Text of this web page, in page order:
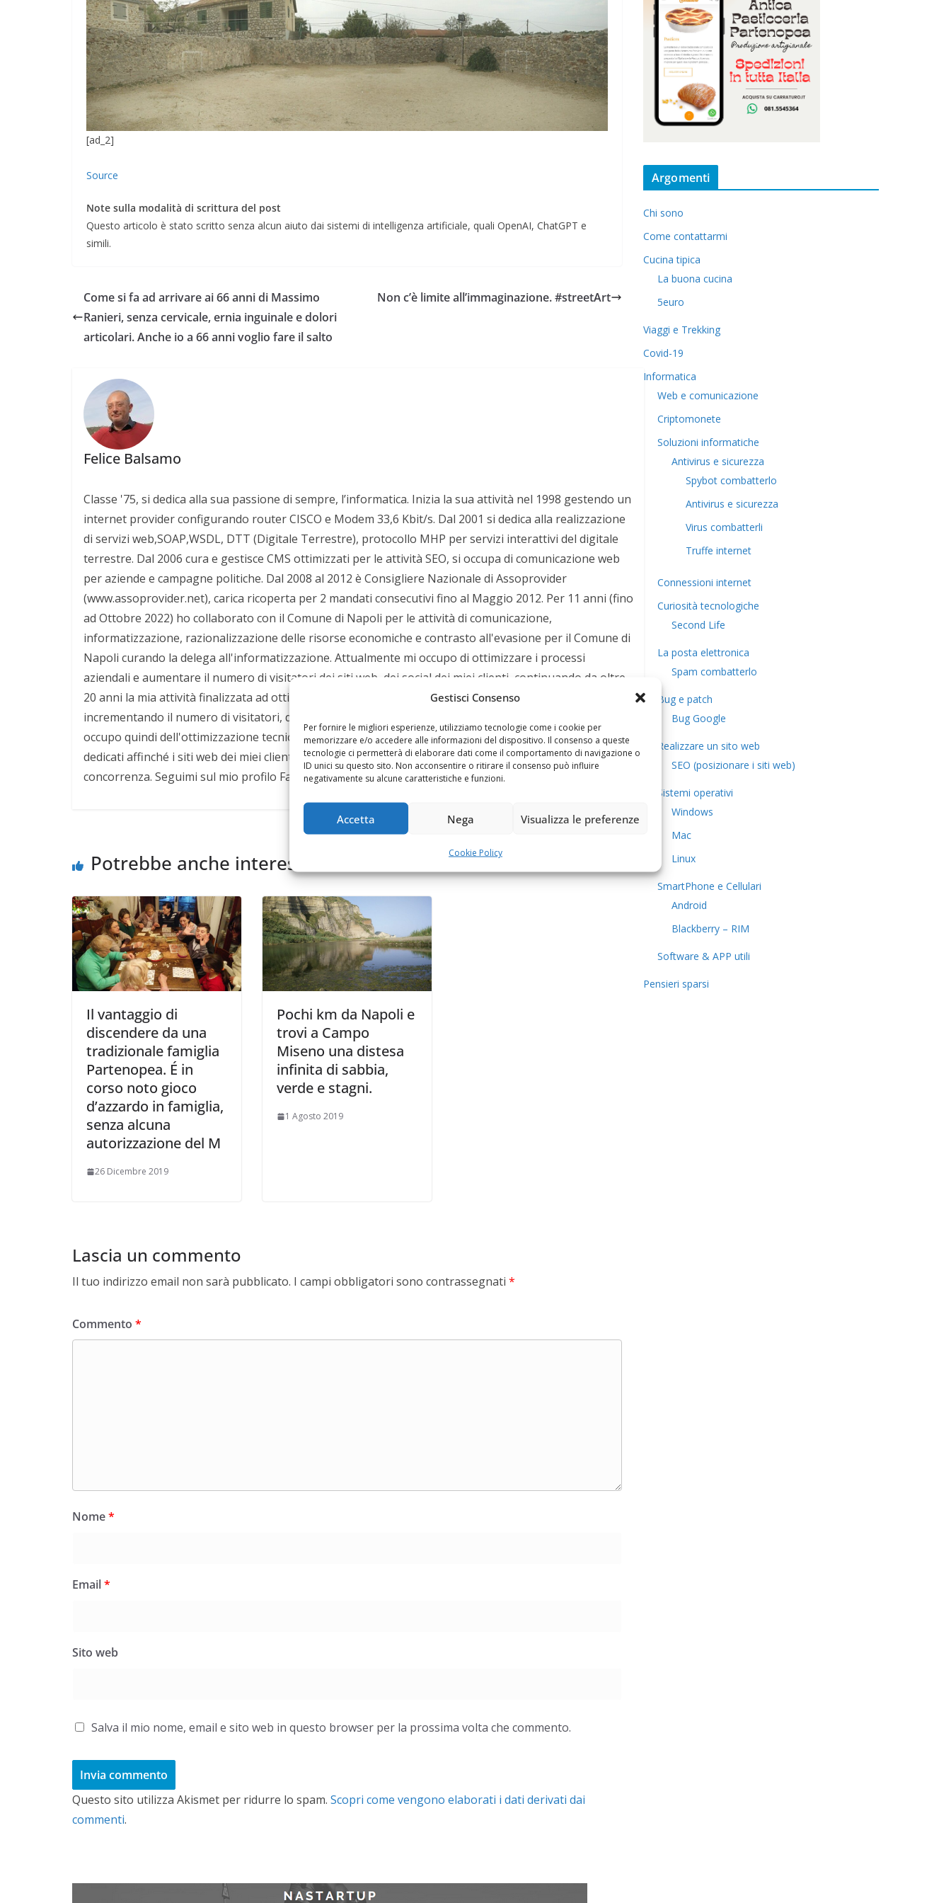
Gestisci Consenso
Per fornire le migliori esperienze, utilizziamo tecnologie come i cookie per
memorizzare e/o accedere alle informazioni del dispositivo. Il consenso a queste
tecnologie ci permetterà di elaborare dati come il comportamento di navigazione o
ID unici su questo sito. Non acconsentire o ritirare il consenso può influire
negativamente su alcune caratteristiche e funzioni.
Accetta Nega Visualizza le preferenze
Cookie Policy
[ad_2]
Source
Note sulla modalità di scrittura del post
Questo articolo è stato scritto senza alcun aiuto dai sistemi di intelligenza artificiale, quali OpenAI, ChatGPT e
simili.
Come si fa ad arrivare ai 66 anni di Massimo
Ranieri, senza cervicale, ernia inguinale e dolori
articolari. Anche io a 66 anni voglio fare il salto
Non c’è limite all’immaginazione. #streetArt
Felice Balsamo
Classe '75, si dedica alla sua passione di sempre, l’informatica. Inizia la sua attività nel 1998 gestendo un
internet provider configurando router CISCO e Modem 33,6 Kbit/s. Dal 2001 si dedica alla realizzazione
di servizi web,SOAP,WSDL, DTT (Digitale Terrestre), protocollo MHP per servizi interattivi del digitale
terrestre. Dal 2006 cura e gestisce CMS ottimizzati per le attività SEO, si occupa di comunicazione web
per aziende e campagne politiche. Dal 2008 al 2012 è Consigliere Nazionale di Assoprovider
(www.assoprovider.net), carica ricoperta per 2 mandati consecutivi fino al Maggio 2012. Per 11 anni (fino
ad Ottobre 2022) ho collaborato con il Comune di Napoli per le attività di comunicazione,
informatizzazione, razionalizzazione delle risorse economiche e contrasto all'evasione per il Comune di
Napoli curando la delega all'informatizzazione. Attualmente mi occupo di ottimizzare i processi
aziendali e aumentare il numero di visitatori dei siti web, dei social dei miei clienti, continuando da oltre
20 anni la mia attività finalizzata ad ottimizzare il posizionamento dei siti web su Google e sui social,
incrementando il numero di visitatori, dei follower e curando campagne di sponsorizzazione sul web. Mi
occupo quindi dell'ottimizzazione tecnica, della messa in sicurezza e ovviamente scrivo contenuti
dedicati affinché i siti web dei miei clienti siano sempre aggiornati e tecnicamente più meritevoli della
concorrenza. Seguimi sul mio profilo Facebook:https://www.facebook.com/balsamofelice
Potrebbe anche interessarti
Il vantaggio di
discendere da una
tradizionale famiglia
Partenopea. É in
corso noto gioco
d’azzardo in famiglia,
senza alcuna
autorizzazione del M
26 Dicembre 2019
Pochi km da Napoli e
trovi a Campo
Miseno una distesa
infinita di sabbia,
verde e stagni.
1 Agosto 2019
Lascia un commento
Il tuo indirizzo email non sarà pubblicato. I campi obbligatori sono contrassegnati *
Commento *
Nome*
Email*
Sito web
Salva il mio nome, email e sito web in questo browser per la prossima volta che commento.
Questo sito utilizza Akismet per ridurre lo spam. Scopri come vengono elaborati i dati derivati dai
commenti.
Argomenti
Chi sono
Come contattarmi
Cucina tipica
La buona cucina
5euro
Viaggi e Trekking
Covid-19
Informatica
Web e comunicazione
Criptomonete
Soluzioni informatiche
Antivirus e sicurezza
Spybot combatterlo
Antivirus e sicurezza
Virus combatterli
Truffe internet
Connessioni internet
Curiosità tecnologiche
​Second Life
La posta elettronica
Spam combatterlo
Bug e patch
Bug Google
Realizzare un sito web
SEO (posizionare i siti web)
Sistemi operativi
Windows
Mac
Linux
SmartPhone e Cellulari
Android
Blackberry – RIM
Software & APP utili
Pensieri sparsi